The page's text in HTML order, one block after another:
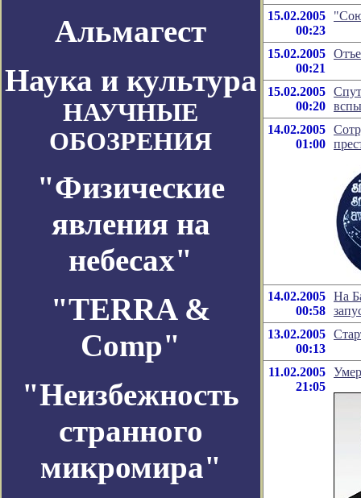
Альмагест
Наука и культура
НАУЧНЫЕ
ОБОЗРЕНИЯ
"Физические
явления на
небесах"
"TERRA &
Comp"
"Неизбежность
странного
микромира"
15.02.2005
00:23
15.02.2005
00:21
15.02.2005
00:20
14.02.2005
01:00
14.02.2005
00:58
На
13.02.2005
00:13
11.02.2005
21:05